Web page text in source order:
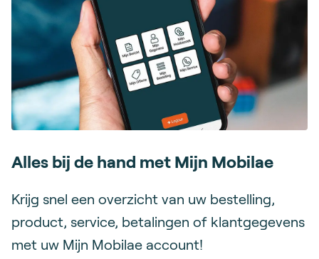
Alles bij de hand met Mijn Mobilae
Krijg snel een overzicht van uw bestelling,
product, service, betalingen of klantgegevens
met uw Mijn Mobilae account!